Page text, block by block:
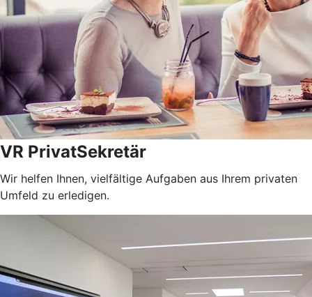
VR PrivatSekretär
Wir helfen Ihnen, vielfältige Aufgaben aus Ihrem privaten
Umfeld zu erledigen.